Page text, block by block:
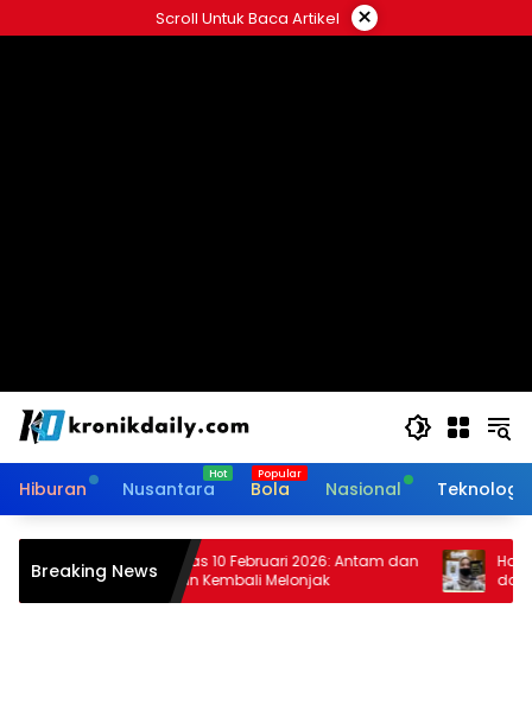
ke
Scroll Untuk Baca Artikel ×
Hiburan Nusantara Bola Nasional Teknologi
Breaking News
Harga Emas 10 Februari 2026: Antam dan
Pegadaian Kembali Melonjak
Harga
dan